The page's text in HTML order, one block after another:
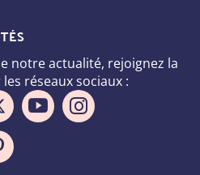
notre actualité, rejoignez la
réseaux sociaux :